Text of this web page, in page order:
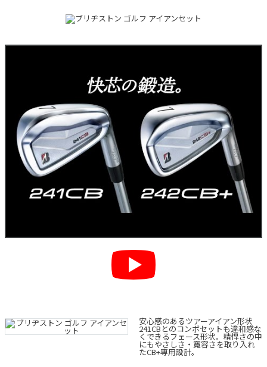
安心感のあるツアーアイアン形状
241CBとのコンボセットも違和感な
くできるフェース形状。精悍さの中
にもやさしさ・寛容さを取り入れ
たCB+専用設計。